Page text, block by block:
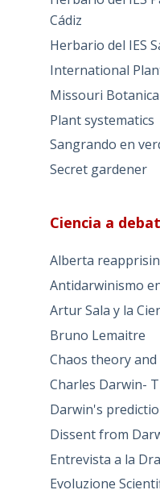
Cádiz
Herbario del IES
International
Missouri
Plant systematics
Sangrando en
Secret gardener
Ciencia a
Alberta
Antidarwinismo
Artur Sala y la
Bruno Lemaitre
Chaos theory
Charles Darwin-
Darwin's
Dissent from
Entrevista a la
Evoluzione